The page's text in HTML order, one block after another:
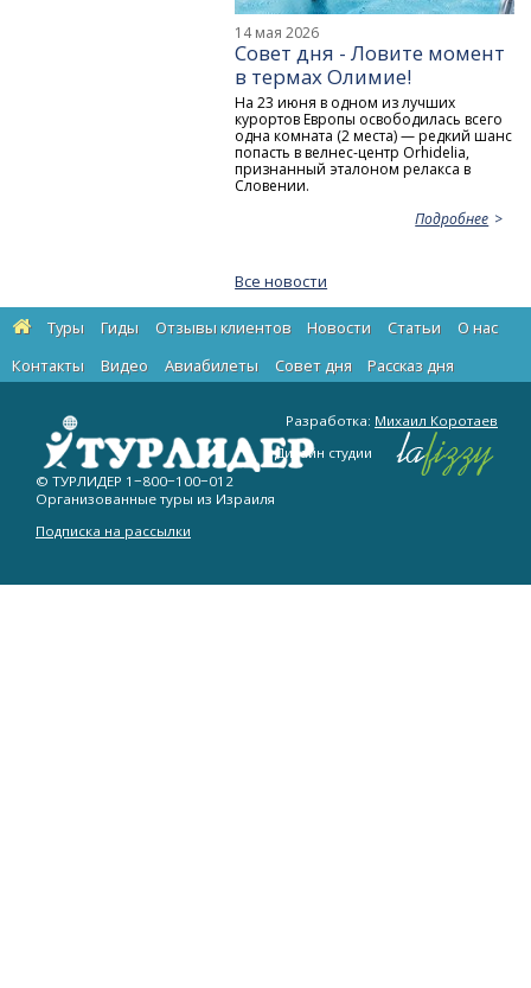
14 мая 2026
Совет дня - Ловите момент
в термах Олимие!
На 23 июня в одном из лучших
курортов Европы освободилась всего
одна комната (2 места) — редкий шанс
попасть в велнес-центр Orhidelia,
признанный эталоном релакса в
Словении.
Подробнее
Все новости
Туры Гиды Отзывы клиентов Новости Статьи
О нас
Контакты
Видео Авиабилеты Cовет дня Рассказ дня
© ТУРЛИДЕР 1−800−100−012
Организованные туры из Израиля
Подписка на рассылки
Разработка: Михаил Коротаев
Дизайн студии